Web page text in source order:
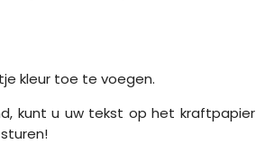
kleur toe te voegen.
kunt u uw tekst op het kraftpapier